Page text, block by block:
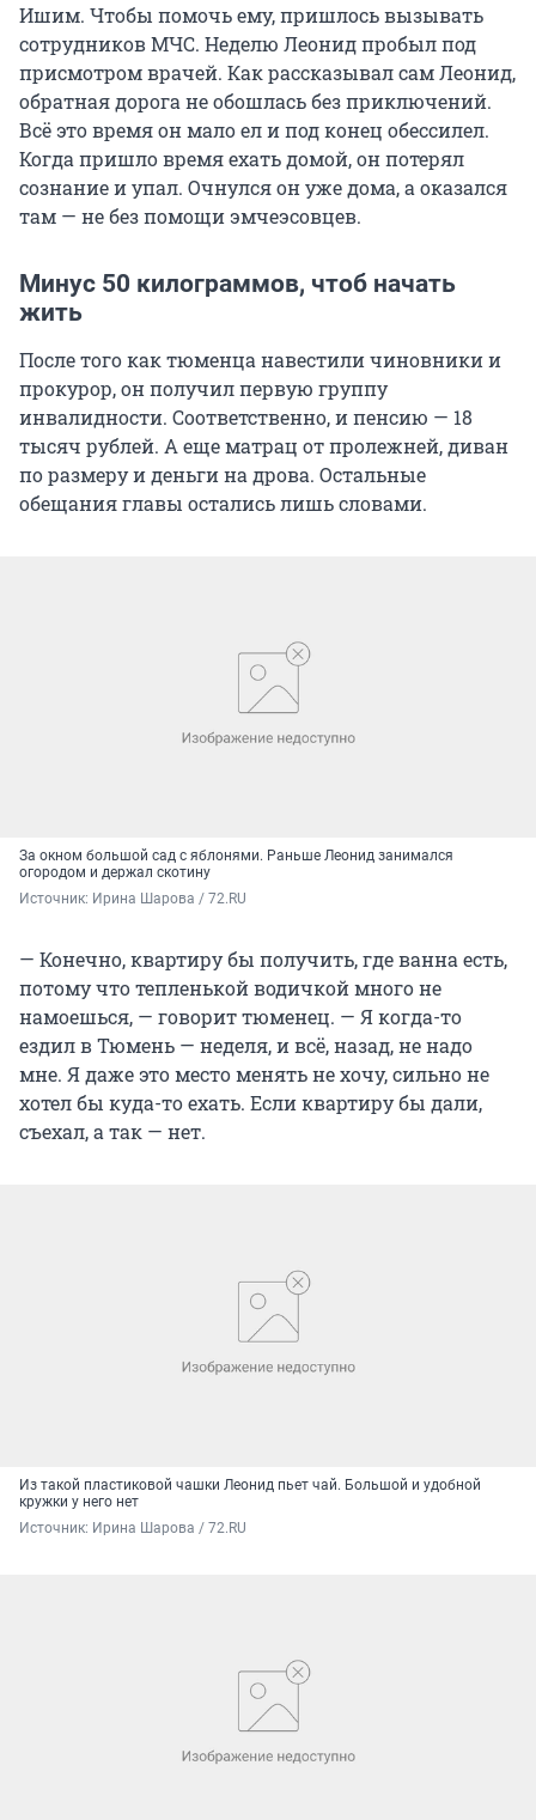
Ишим. Чтобы помочь ему, пришлось вызывать
сотрудников МЧС. Неделю Леонид пробыл под
присмотром врачей. Как рассказывал сам Леонид,
обратная дорога не обошлась без приключений.
Всё это время он мало ел и под конец обессилел.
Когда пришло время ехать домой, он потерял
сознание и упал. Очнулся он уже дома, а оказался
там — не без помощи эмчеэсовцев.
Минус 50 килограммов, чтоб начать
жить
После того как тюменца навестили чиновники и
прокурор, он получил первую группу
инвалидности. Соответственно, и пенсию — 18
тысяч рублей. А еще матрац от пролежней, диван
по размеру и деньги на дрова. Остальные
обещания главы остались лишь словами.
За окном большой сад с яблонями. Раньше Леонид занимался
огородом и держал скотину
Источник: Ирина Шарова / 72.RU
— Конечно, квартиру бы получить, где ванна есть,
потому что тепленькой водичкой много не
намоешься, — говорит тюменец. — Я когда-то
ездил в Тюмень — неделя, и всё, назад, не надо
мне. Я даже это место менять не хочу, сильно не
хотел бы куда-то ехать. Если квартиру бы дали,
съехал, а так — нет.
Из такой пластиковой чашки Леонид пьет чай. Большой и удобной
кружки у него нет
Источник: Ирина Шарова / 72.RU